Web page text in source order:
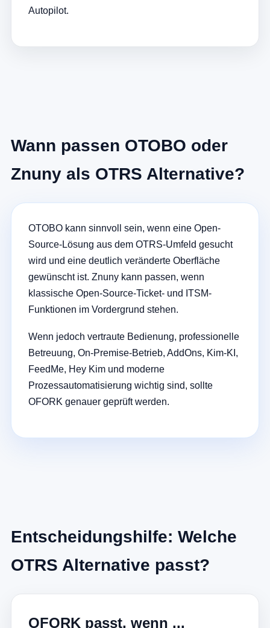
Autopilot.
Wann passen OTOBO oder
Znuny als OTRS Alternative?
OTOBO kann sinnvoll sein, wenn eine Open-
Source-Lösung aus dem OTRS-Umfeld gesucht
wird und eine deutlich veränderte Oberfläche
gewünscht ist. Znuny kann passen, wenn
klassische Open-Source-Ticket- und ITSM-
Funktionen im Vordergrund stehen.
Wenn jedoch vertraute Bedienung, professionelle
Betreuung, On-Premise-Betrieb, AddOns, Kim-KI,
FeedMe, Hey Kim und moderne
Prozessautomatisierung wichtig sind, sollte
OFORK genauer geprüft werden.
Entscheidungshilfe: Welche
OTRS Alternative passt?
OFORK passt, wenn ...